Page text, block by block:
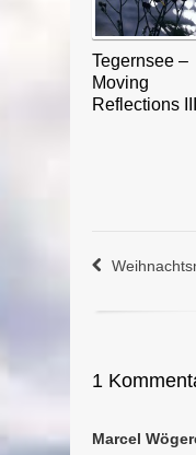
Tegernsee –
Moving
Reflections III
1
Marcel